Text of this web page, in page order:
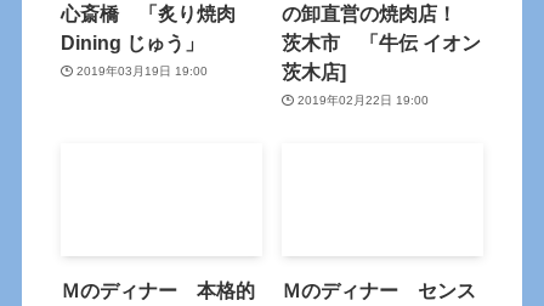
心斎橋 「炙り焼肉
Dining じゅう」
2019年03月19日 19:00
の卸直営の焼肉店！
茨木市 「牛伝 イオン
茨木店]
2019年02月22日 19:00
Ｍのディナー 本格的
Ｍのディナー センス